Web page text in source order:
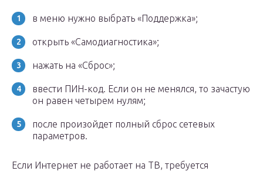
в меню нужно выбрать «Поддержка»;
открыть «Самодиагностика»;
нажать на «Сброс»;
ввести ПИН-код. Если он не менялся, то зачастую
он равен четырем нулям;
после произойдет полный сброс сетевых
параметров.
Если Интернет не работает на ТВ, требуется